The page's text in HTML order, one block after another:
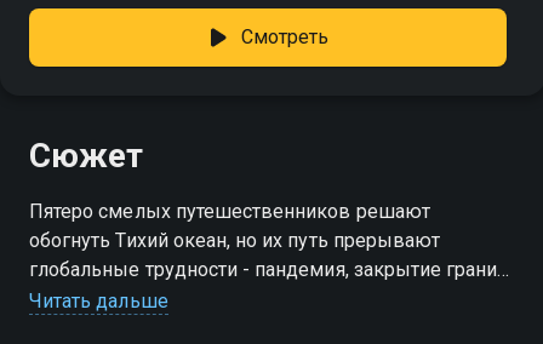
Смотреть
Сюжет
Пятеро смелых путешественников решают
обогнуть Тихий океан, но их путь прерывают
глобальные трудности - пандемия, закрытие границ
и ограничения на передвижение. Их планам ставятся
Читать дальше